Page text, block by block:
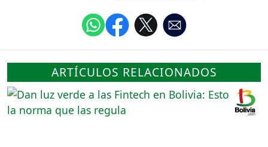
ARTÍCULOS RELACIONADOS